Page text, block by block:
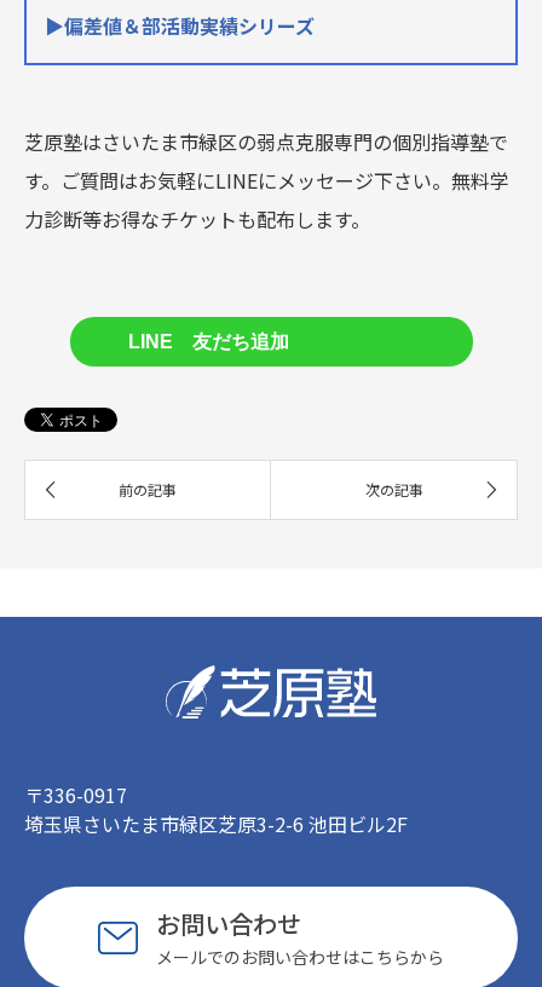
▶偏差値＆部活動実績シリーズ
芝原塾はさいたま市緑区の弱点克服専門の個別指導塾で
す。 ご質問はお気軽にLINEにメッセージ下さい。無料学
力診断等お得なチケットも配布します。
LINE 友だち追加
〒336-0917
埼玉県さいたま市緑区芝原3-2-6 池田ビル2F
お問い合わせ
メールでのお問い合わせはこちらから